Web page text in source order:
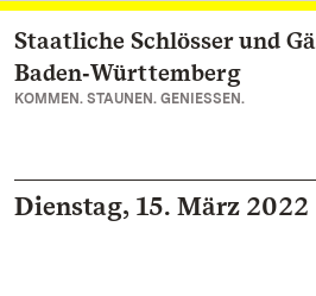
Zum Hauptinhalt springen
Staatliche Schlösser und
Baden‑Württemberg
KOMMEN. STAUNEN. GENIESSEN.
Dienstag, 15. März 2022